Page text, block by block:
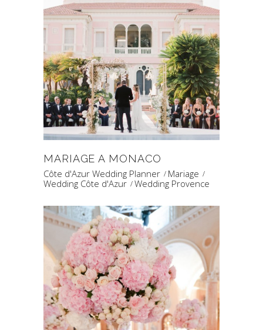
MARIAGE A MONACO
Côte d'Azur Wedding Planner
Mariage
Wedding Côte d'Azur
Wedding Provence